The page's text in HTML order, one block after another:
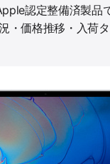
認定整備済製品
・価格推移・入荷